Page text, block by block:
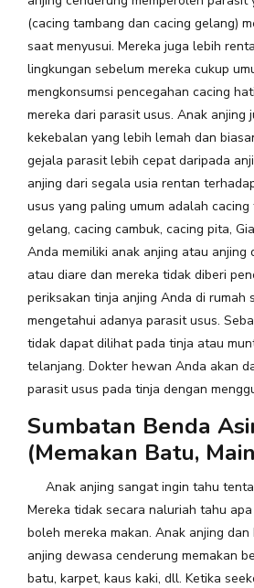
(cacing tambang dan cacing gelang)
saat menyusui. Mereka juga lebih
lingkungan sebelum mereka cukup
mengkonsumsi pencegahan cacing
mereka dari parasit usus. Anak anjing
kekebalan yang lebih lemah dan
gejala parasit lebih cepat daripada
anjing dari segala usia rentan
usus yang paling umum adalah cacing
gelang, cacing cambuk, cacing pita,
Anda memiliki anak anjing atau anjing
atau diare dan mereka tidak diberi
periksakan tinja anjing Anda di rumah
mengetahui adanya parasit usus.
tidak dapat dilihat pada tinja atau
telanjang. Dokter hewan Anda akan
parasit usus pada tinja dengan
Sumbatan Benda
(Memakan Batu,
Anak anjing sangat ingin tahu
Mereka tidak secara naluriah tahu
boleh mereka makan. Anak anjing
anjing dewasa cenderung memakan
batu, karpet, kaus kaki, dll. Ketika